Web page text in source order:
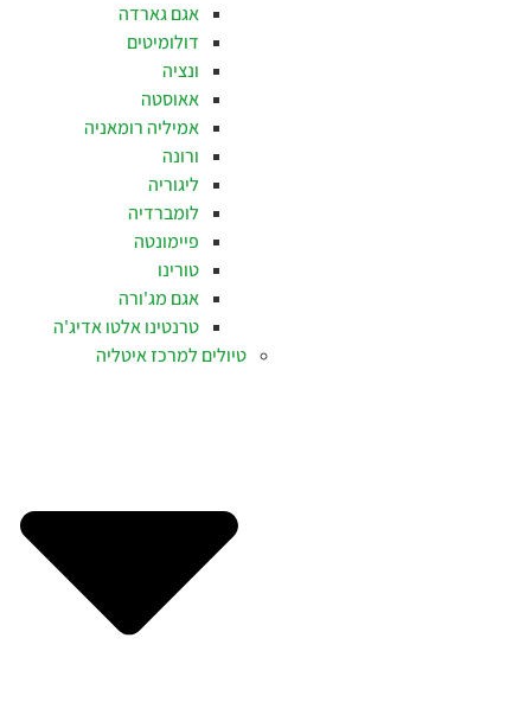
אגם גארדה
דולומיטים
ונציה
אאוסטה
אמיליה רומאניה
ורונה
ליגוריה
לומברדיה
פיימונטה
טורינו
אגם מג'ורה
טרנטינו אלטו אדיג'ה
טיולים למרכז איטליה